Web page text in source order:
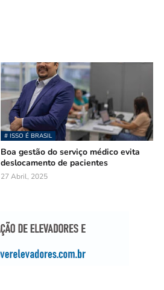
# ISSO É BRASIL
Boa gestão do serviço médico evita
deslocamento de pacientes
27 Abril, 2025